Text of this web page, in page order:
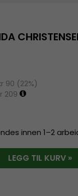
90 (22%)
209
innen 1–2
LEGG TIL KURV »